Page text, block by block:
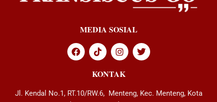
MEDIA SOSIAL
KONTAK
Jl. Kendal No.1, RT.10/RW.6, Menteng, Kec. Menteng, Kota